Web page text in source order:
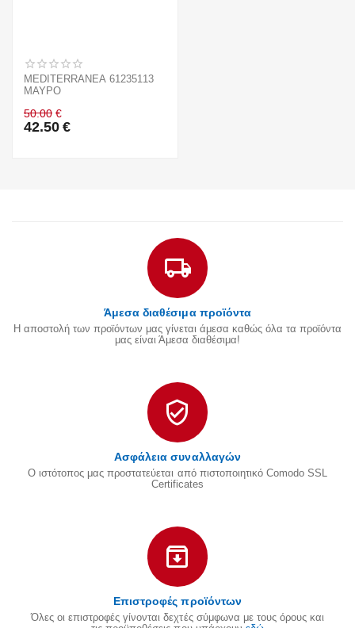
MEDITERRANEA 61235113
ΜΑΥΡΟ
50.00 €
42.50 €
Άμεσα διαθέσιμα προϊόντα
Η αποστολή των προϊόντων μας γίνεται άμεσα καθώς όλα τα προϊόντα
μας είναι Άμεσα διαθέσιμα!
Ασφάλεια συναλλαγών
Ο ιστότοπος μας προστατεύεται από πιστοποιητικό Comodo SSL
Certificates
Επιστροφές προϊόντων
Όλες οι επιστροφές γίνονται δεχτές σύμφωνα με τους όρους και